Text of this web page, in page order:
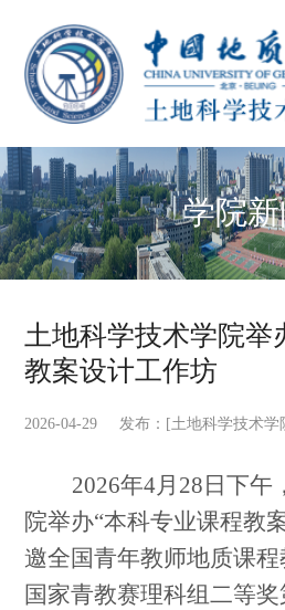
学院
土地科学技术学院举
教案设计工作坊
2026-04-29 发布：[土地科学技术
2026年4月28日下午
院举办“本科专业课程教
邀全国青年教师地质课程
国家青教赛理科组二等